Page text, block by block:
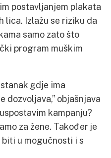
postavljanjem plakata
lica. Izlažu se riziku da
samo zato što
program muškim
gdje ima
dozvoljava,” objašnjava
kampanju?
za žene. Također je
u mogućnosti i s